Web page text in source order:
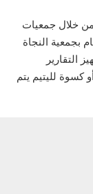
من خلال جمعيات
بجمعية النجاة
التقارير
كسوة لليتيم يتم